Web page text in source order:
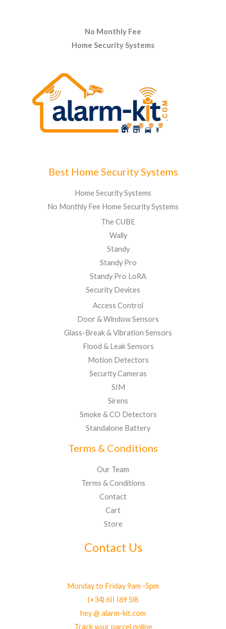
No Monthly Fee
Home Security Systems
Best Home Security Systems
Home Security Systems
No Monthly Fee Home Security Systems
The CUBE
Wally
Standy
Standy Pro
Standy Pro LoRA
Security Devices
Access Control
Door & Window Sensors
Glass-Break & Vibration Sensors
Flood & Leak Sensors
Motion Detectors
Security Cameras
SIM
Sirens
Smoke & CO Detectors
Standalone Battery
Terms & Conditions
Our Team
Terms & Conditions
Contact
Cart
Store
Contact Us
Monday to Friday 9am -5pm
(+34) 6II I69 5l8
hey @ alarm-kit.com
Track your parcel online